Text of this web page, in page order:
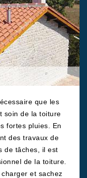
que les
soin de la toiture
fortes pluies. En
des travaux de
de tâches, il est
de la toiture.
et sachez